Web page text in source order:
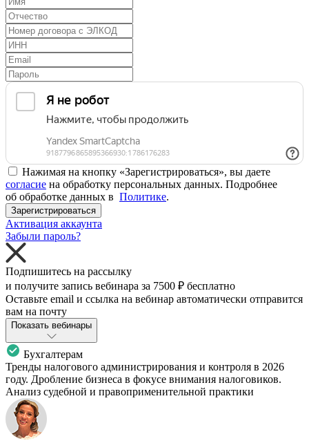
Нажимая на кнопку «Зарегистрироваться», вы даете
согласие на обработку персональных данных. Подробнее
об обработке данных в Политике.
Зарегистрироваться
Активация аккаунта
Забыли пароль?
Подпишитесь на рассылку
и получите запись вебинара за 7500 ₽ бесплатно
Оставьте email и ссылка на вебинар автоматически отправится
вам на почту
Показать вебинары
Бухгалтерам
Тренды налогового администрирования и контроля в 2026
году. Дробление бизнеса в фокусе внимания налоговиков.
Анализ судебной и правоприменительной практики